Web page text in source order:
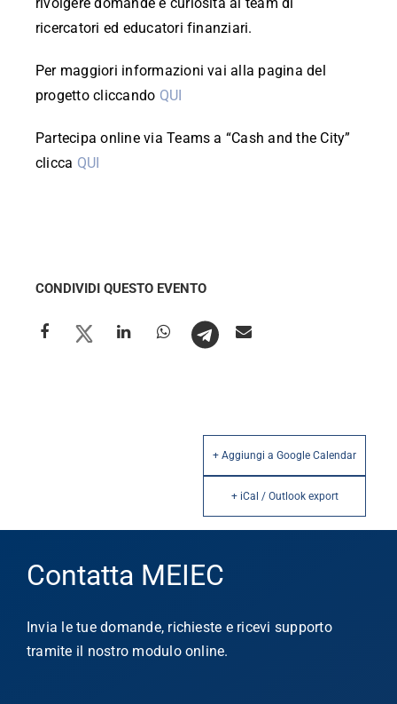
ricercatori ed educatori finanziari.
Per maggiori informazioni vai alla pagina del
progetto cliccando QUI
Partecipa online via Teams a “Cash and the City”
clicca QUI
CONDIVIDI QUESTO EVENTO
+ Aggiungi a Google Calendar
+ iCal / Outlook export
Contatta MEIEC
Invia le tue domande, richieste e ricevi supporto
tramite il nostro modulo online.